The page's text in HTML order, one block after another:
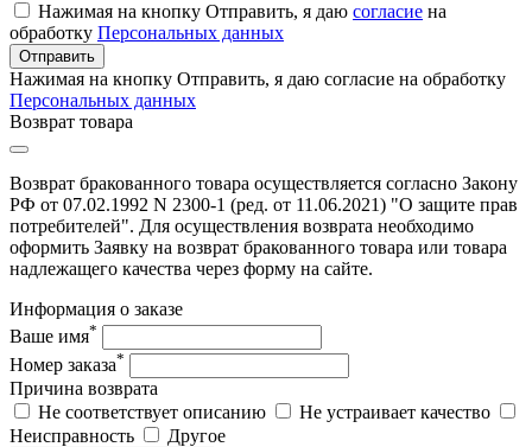
Нажимая на кнопку Отправить, я даю согласие на
обработку Персональных данных
Отправить
Нажимая на кнопку Отправить, я даю согласие на обработку
Персональных данных
Возврат товара
Возврат бракованного товара осуществляется согласно Закону
РФ от 07.02.1992 N 2300-1 (ред. от 11.06.2021) "О защите прав
потребителей". Для осуществления возврата необходимо
оформить Заявку на возврат бракованного товара или товара
надлежащего качества через форму на сайте.
Информация о заказе
Ваше имя*
Номер заказа*
Причина возврата
Не соответствует описанию
Не устраивает качество
Неисправность
Другое